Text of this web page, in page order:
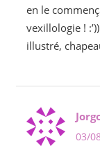
en le
vexillologie !
illustré,
03/